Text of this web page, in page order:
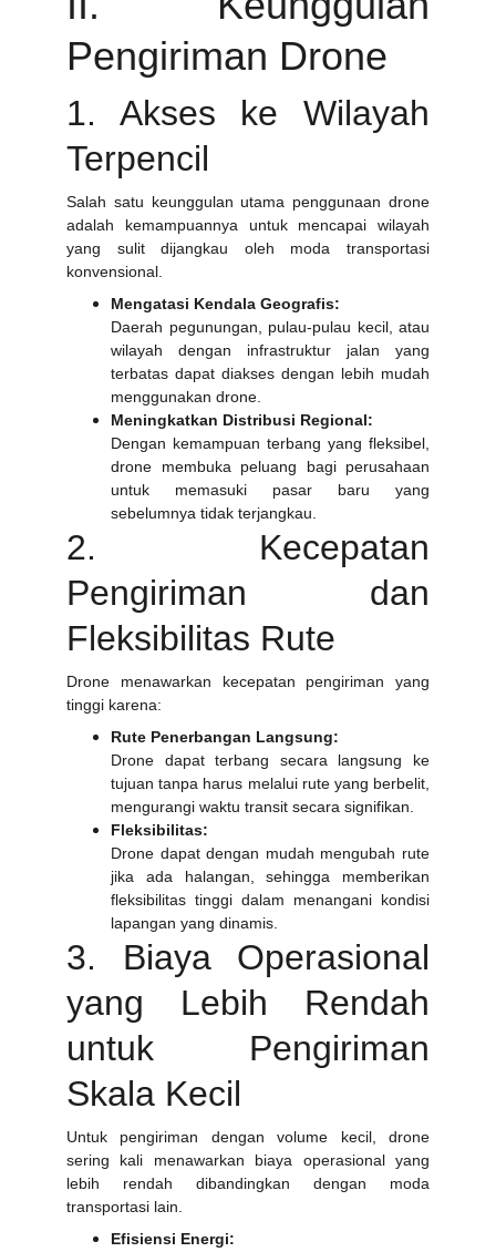
Pengiriman Drone
1. Akses ke Wilayah
Terpencil
Salah satu keunggulan utama penggunaan drone
adalah kemampuannya untuk mencapai wilayah
yang sulit dijangkau oleh moda transportasi
konvensional.
Mengatasi Kendala Geografis:
Daerah pegunungan, pulau-pulau kecil, atau
wilayah dengan infrastruktur jalan yang
terbatas dapat diakses dengan lebih mudah
menggunakan drone.
Meningkatkan Distribusi Regional:
Dengan kemampuan terbang yang fleksibel,
drone membuka peluang bagi perusahaan
untuk memasuki pasar baru yang
sebelumnya tidak terjangkau.
2. Kecepatan
Pengiriman dan
Fleksibilitas Rute
Drone menawarkan kecepatan pengiriman yang
tinggi karena:
Rute Penerbangan Langsung:
Drone dapat terbang secara langsung ke
tujuan tanpa harus melalui rute yang berbelit,
mengurangi waktu transit secara signifikan.
Fleksibilitas:
Drone dapat dengan mudah mengubah rute
jika ada halangan, sehingga memberikan
fleksibilitas tinggi dalam menangani kondisi
lapangan yang dinamis.
3. Biaya Operasional
yang Lebih Rendah
untuk Pengiriman
Skala Kecil
Untuk pengiriman dengan volume kecil, drone
sering kali menawarkan biaya operasional yang
lebih rendah dibandingkan dengan moda
transportasi lain.
Efisiensi Energi: